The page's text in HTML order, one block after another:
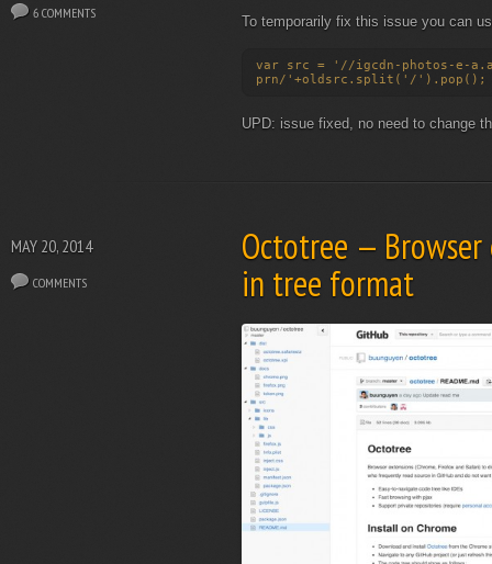
To temporarily fix this issue you can
var src = '//igcdn-photos-e-
prn/'+oldsrc.split('/').pop();
UPD: issue fixed, no need to change
6 COMMENTS
Octotree —
in tree format
MAY 20, 2014
COMMENTS